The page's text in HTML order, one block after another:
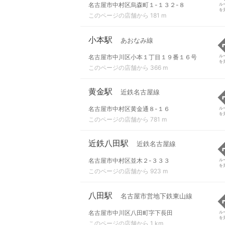
名古屋市中村区烏森町１-１３２-８
このページの店舗から 181 m
ル
を
小本駅 あおなみ線
名古屋市中川区小本１丁目１９番１６号
このページの店舗から 366 m
ル
を
黄金駅 近鉄名古屋線
名古屋市中村区黄金通８-１６
このページの店舗から 781 m
ル
を
近鉄八田駅 近鉄名古屋線
名古屋市中村区並木２-３３３
このページの店舗から 923 m
ル
を
八田駅 名古屋市営地下鉄東山線
名古屋市中川区八田町字下長田
このページの店舗から 1 km
ル
を